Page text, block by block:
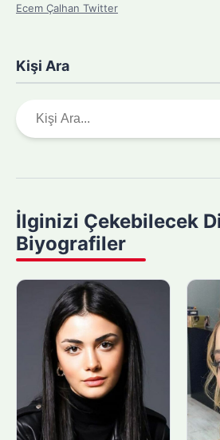
Ecem Çalhan Twitter
Kişi Ara
r
y
a
p
n
İlginizi Çekebilecek
Biyografiler